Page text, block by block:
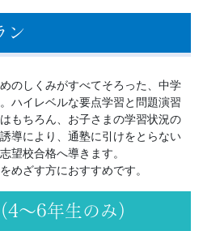
ン
のしくみがすべてそろった、中学
ハイレベルな要点学習と問題演習
もちろん、お子さまの学習状況の
導により、通塾に引けをとらない
望校合格へ導きます。
めざす方におすすめです。
～6年生のみ）